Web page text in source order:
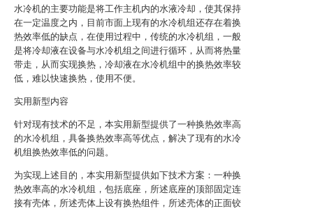
水冷机的主要功能是将工作主机内的水液冷却，使其保持
在一定温度之内，目前市面上现有的水冷机组还存在着换
热效率低的缺点，在使用过程中，传统的水冷机组，一般
是将冷却液在设备与水冷机组之间进行循环，从而将热量
带走，从而实现换热，冷却液在水冷机组中的换热效率较
低，难以快速换热，使用不便。
实用新型内容
针对现有技术的不足，本实用新型提供了一种换热效率高
的水冷机组，具备换热效率高等优点，解决了现有的水冷
机组换热效率低的问题。
为实现上述目的，本实用新型提供如下技术方案：一种换
热效率高的水冷机组，包括底座，所述底座的顶部固定连
接有壳体，所述壳体上设有换热组件，所述壳体的正面铰